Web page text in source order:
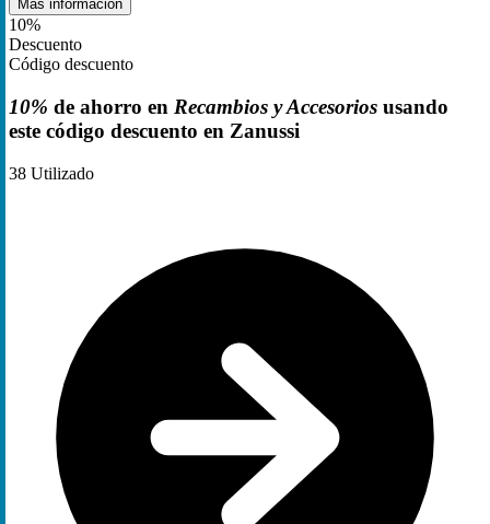
Más información
10%
Descuento
Código descuento
10% de ahorro en Recambios y Accesorios usando
este código descuento en Zanussi
38 Utilizado